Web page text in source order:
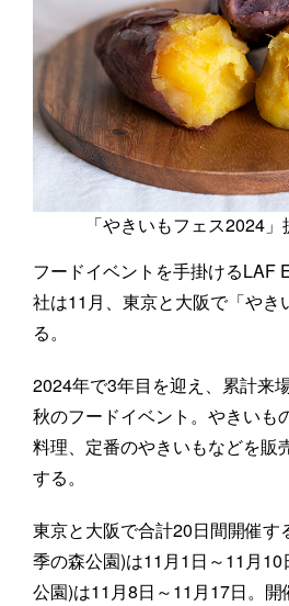
「やきいもフェス2024
フードイベントを手掛けるLAF
社は11月、東京と大阪で「やき
る。
2024年で3年目を迎え、累計来
秋のフードイベント。やきいも
料理、定番のやきいもなどを販
する。
東京と大阪で合計20日間開催す
季の森公園)は11月1日～11月
公園)は11月8日～11月17日。